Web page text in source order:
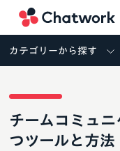
カテゴリーから探す
チームコミュ
つツールと方法